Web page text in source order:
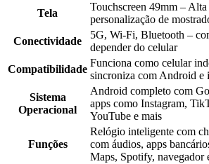
Tela
Touchscreen 49mm –
personalização de
Conectividade
5G, Wi-Fi, Bluetooth –
depender do celular
Compatibilidade
Funciona como celular
sincroniza com Android e
Sistema
Operacional
Android completo com
apps como Instagram,
YouTube e mais
Funções
Relógio inteligente com
com áudios, apps
Maps, Spotify, navegador